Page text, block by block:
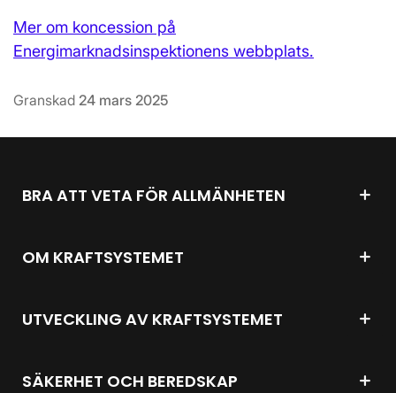
Mer om koncession på
Energimarknadsinspektionens webbplats.
Granskad 24 mars 2025
BRA ATT VETA FÖR ALLMÄNHETEN
OM KRAFTSYSTEMET
UTVECKLING AV KRAFTSYSTEMET
SÄKERHET OCH BEREDSKAP